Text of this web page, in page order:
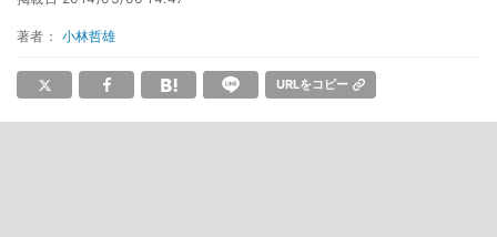
著者： 小林哲雄
URLをコピー